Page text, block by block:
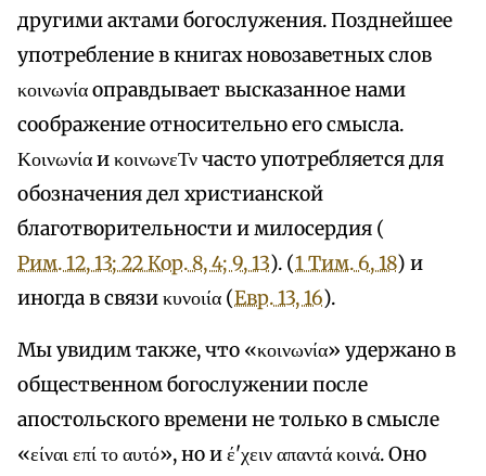
другими актами богослужения. Позднейшее
употребление в книгах новозаветных слов
κοινωνία оправдывает высказанное нами
соображение относительно его смысла.
Κοινωνία и κοινωνεΤν часто употребляется для
обозначения дел христианской
благотворительности и милосердия (
Рим. 12, 13; 22 Кор. 8, 4; 9, 13). (1 Тим. 6, 18) и
иногда в связи κυνοιία (Евр. 13, 16).
Мы увидим также, что «κοινωνία» удержано в
общественном богослужении после
апостольского времени не только в смысле
«είναι επί το αυτό», но и έ'χειν απαντά κοινά. Оно